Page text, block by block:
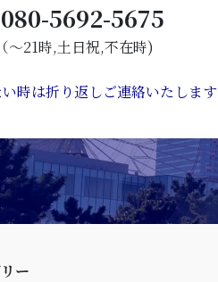
080-5692-5675
（～21時,土日祝,不在時)
時は折り返しご連絡いたします
ー